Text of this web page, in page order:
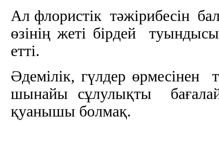
Ал флористік тәжірибесін
өзінің жеті бірдей
етті.
Әдемілік, гүлдер
шынайы сұлулықты
қуанышы болмақ.